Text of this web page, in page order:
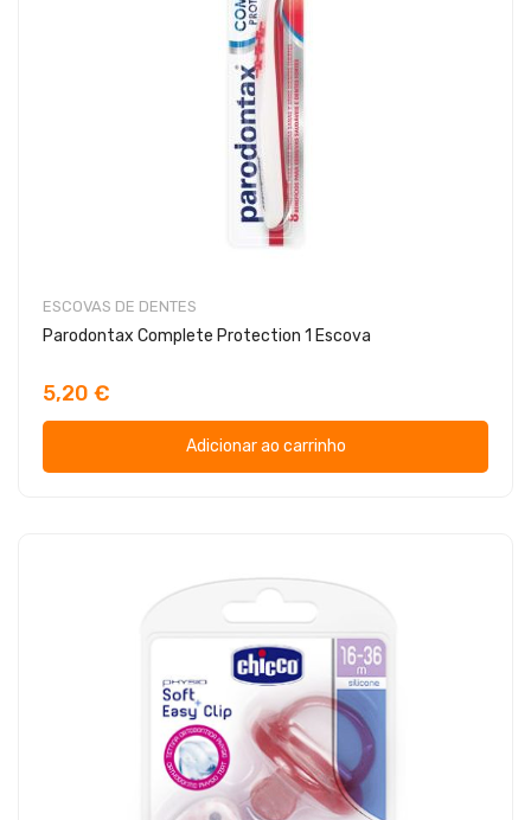
ESCOVAS DE DENTES
Parodontax Complete Protection 1 Escova
5,20 €
Adicionar ao carrinho